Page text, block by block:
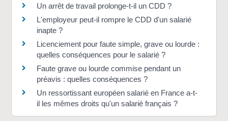
Un arrêt de travail prolonge-t-il un CDD ?
L'employeur peut-il rompre le CDD d'un salarié
inapte ?
Licenciement pour faute simple, grave ou lourde :
quelles conséquences pour le salarié ?
Faute grave ou lourde commise pendant un
préavis : quelles conséquences ?
Un ressortissant européen salarié en France a-t-
il les mêmes droits qu'un salarié français ?